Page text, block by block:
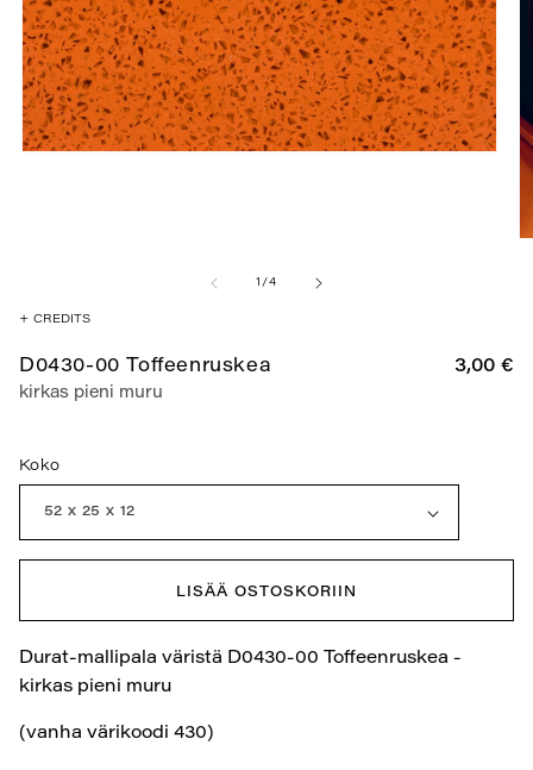
1 //4
+ CREDITS
D0430-00 Toffeenruskea 3,00 €
kirkas pieni muru
Koko
LISÄÄ OSTOSKORIIN
Durat-mallipala väristä D0430-00 Toffeenruskea -
kirkas pieni muru
(vanha värikoodi 430)